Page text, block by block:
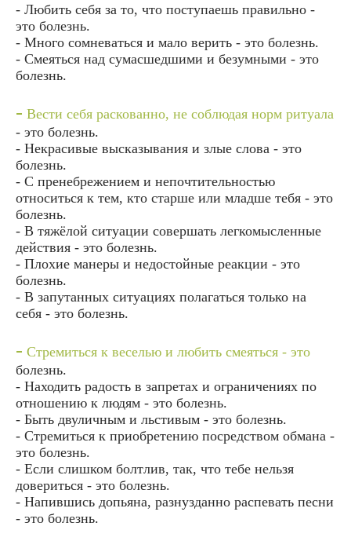
- Любить себя за то, что поступаешь правильно -
это болезнь.
- Много сомневаться и мало верить - это болезнь.
- Смеяться над сумасшедшими и безумными - это
болезнь.
- Вести себя раскованно, не соблюдая норм ритуала
- это болезнь.
- Некрасивые высказывания и злые слова - это
болезнь.
- С пренебрежением и непочтительностью
относиться к тем, кто старше или младше тебя - это
болезнь.
- В тяжёлой ситуации совершать легкомысленные
действия - это болезнь.
- Плохие манеры и недостойные реакции - это
болезнь.
- В запутанных ситуациях полагаться только на
себя - это болезнь.
- Стремиться к веселью и любить смеяться - это
болезнь.
- Находить радость в запретах и ограничениях по
отношению к людям - это болезнь.
- Быть двуличным и льстивым - это болезнь.
- Стремиться к приобретению посредством обмана -
это болезнь.
- Если слишком болтлив, так, что тебе нельзя
довериться - это болезнь.
- Напившись допьяна, разнузданно распевать песни
- это болезнь.